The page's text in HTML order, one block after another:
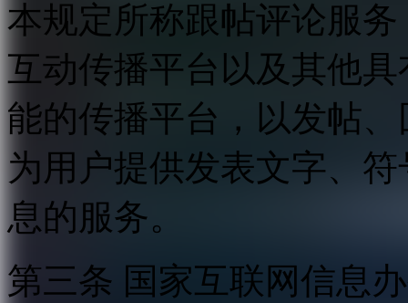
本规定所称跟帖评论服
互动传播平台以及其他
能的传播平台，以发帖
为用户提供发表文字、
息的服务。
第三条 国家互联网信息